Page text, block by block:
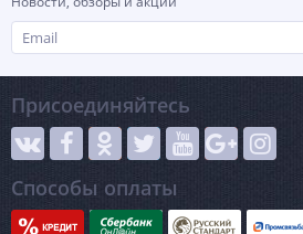
Присоединяйтесь
Способы оплаты